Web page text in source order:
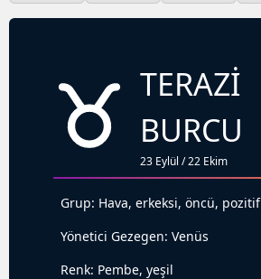
TERAZI
BURCU
23 Eylül / 22 Ekim
Grup: Hava, erkeksi, öncü, pozitif
Yönetici Gezegen: Venüs
Renk: Pembe, yeşil